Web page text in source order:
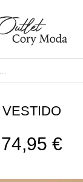
VESTIDO
74,95 €